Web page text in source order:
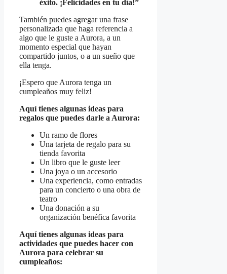
éxito. ¡Felicidades en tu día!”
También puedes agregar una frase
personalizada que haga referencia a
algo que le guste a Aurora, a un
momento especial que hayan
compartido juntos, o a un sueño que
ella tenga.
¡Espero que Aurora tenga un
cumpleaños muy feliz!
Aquí tienes algunas ideas para
regalos que puedes darle a Aurora:
Un ramo de flores
Una tarjeta de regalo para su
tienda favorita
Un libro que le guste leer
Una joya o un accesorio
Una experiencia, como entradas
para un concierto o una obra de
teatro
Una donación a su
organización benéfica favorita
Aquí tienes algunas ideas para
actividades que puedes hacer con
Aurora para celebrar su
cumpleaños: